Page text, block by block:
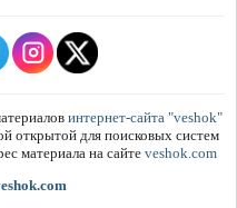
интернет-сайта "veshok"
открытой для поисковых систем
материала на сайте veshok.com